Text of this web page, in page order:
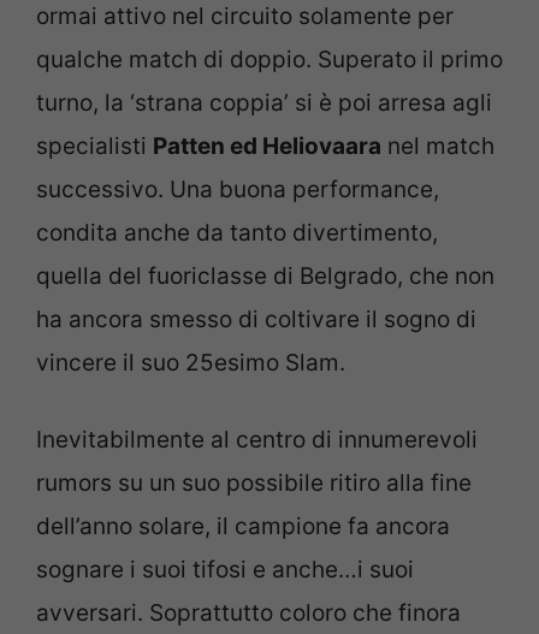
ormai attivo nel circuito solamente per
qualche match di doppio. Superato il primo
turno, la ‘strana coppia’ si è poi arresa agli
specialisti Patten ed Heliovaara nel match
successivo. Una buona performance,
condita anche da tanto divertimento,
quella del fuoriclasse di Belgrado, che non
ha ancora smesso di coltivare il sogno di
vincere il suo 25esimo Slam.
Inevitabilmente al centro di innumerevoli
rumors su un suo possibile ritiro alla fine
dell’anno solare, il campione fa ancora
sognare i suoi tifosi e anche…i suoi
avversari. Soprattutto coloro che finora